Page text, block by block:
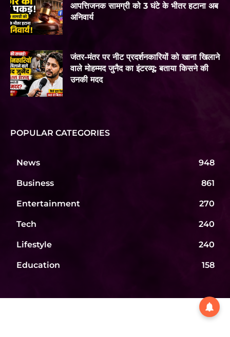
आपत्तिजनक सामग्री को 3 घंटे के भीतर हटाना अब
अनिवार्य
जंतर-मंतर पर नीट प्रदर्शनकारियों को खाना खिलाने
वाले मोहम्मद जुनैद का इंटरव्यू: बताया किसने की
उनकी मदद
POPULAR CATEGORIES
News 948
Business 861
Entertainment 270
Tech 240
Lifestyle 240
Education 158